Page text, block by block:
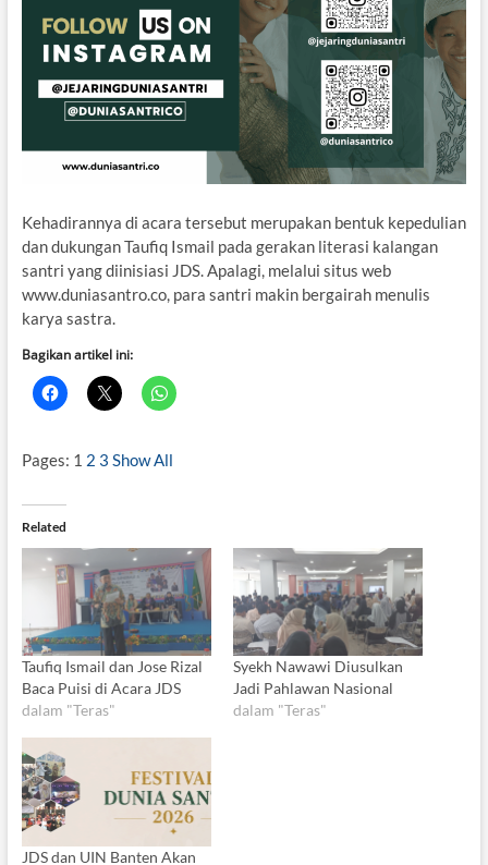
Kehadirannya di acara tersebut merupakan bentuk kepedulian
dan dukungan Taufiq Ismail pada gerakan literasi kalangan
santri yang diinisiasi JDS. Apalagi, melalui situs web
www.duniasantro.co, para santri makin bergairah menulis
karya sastra.
Bagikan artikel ini:
Pages: 1 2 3 Show All
Related
Taufiq Ismail dan Jose Rizal
Baca Puisi di Acara JDS
dalam "Teras"
Syekh Nawawi Diusulkan
Jadi Pahlawan Nasional
dalam "Teras"
JDS dan UIN Banten Akan